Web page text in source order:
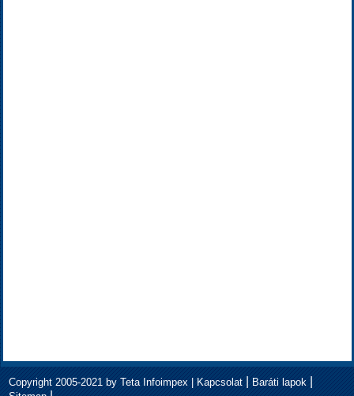
Copyright 2005-2021 by Teta Infoimpex | Kapcsolat| Baráti lapok|